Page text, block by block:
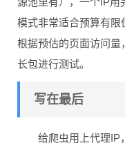
模式非常适合预算有限
根据预估的页面访问
长包进行测试。
写在最后
给爬虫用上代理IP